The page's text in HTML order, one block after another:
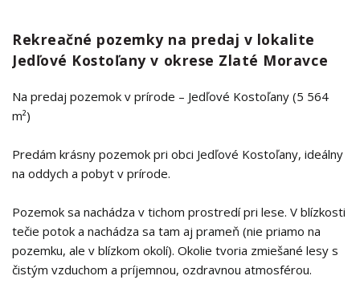
Rekreačné pozemky na predaj v lokalite
Jedľové Kostoľany v okrese Zlaté Moravce
Na predaj pozemok v prírode – Jedľové Kostoľany (5 564
m²)
Predám krásny pozemok pri obci Jedľové Kostoľany, ideálny
na oddych a pobyt v prírode.
Pozemok sa nachádza v tichom prostredí pri lese. V blízkosti
tečie potok a nachádza sa tam aj prameň (nie priamo na
pozemku, ale v blízkom okolí). Okolie tvoria zmiešané lesy s
čistým vzduchom a príjemnou, ozdravnou atmosférou.